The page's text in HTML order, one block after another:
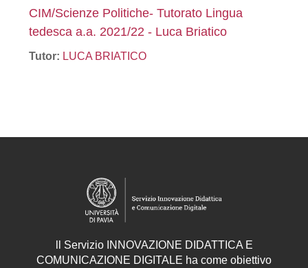
CIM/Scienze Politiche- Tutorato Lingua
tedesca a.a. 2021/22 - Luca Briatico
Tutor: LUCA BRIATICO
Servizio INNOVAZIONE DIDATTICA E
COMUNICAZIONE DIGITALE ha come obiettivo